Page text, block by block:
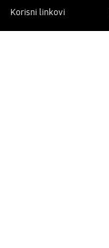
Korisni linkovi